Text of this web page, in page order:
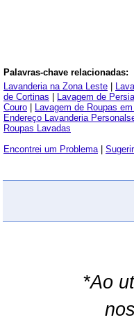
Palavras-chave relacionadas:
Lavanderia na Zona Leste
de Cortinas
Lavagem de
Couro
Lavagem de Roupas em
Endereço Lavanderia
Roupas Lavadas
Encontrei um Problema|
*Ao